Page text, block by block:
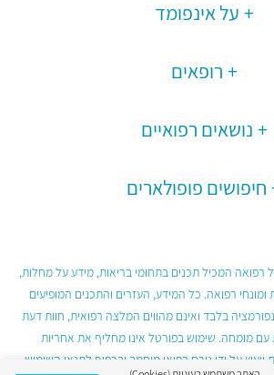
על אינפומד
רופאים
נושאים רפואיים
חיפושים פופולארים
רפואה המכיל תכנים בתחומי בריאות, מידע על מחלות,
ומונחי רפואה. כל המידע, העזרים והתכנים המופיעים
בלבד ואינם מהווים המלצה רפואית, חוות דעת
עם מומחה. שימוש בפורטל אינו מחליף את אחריות
על ידי גורם רפואי מוסמך ובכפוף לתנאי השימוש